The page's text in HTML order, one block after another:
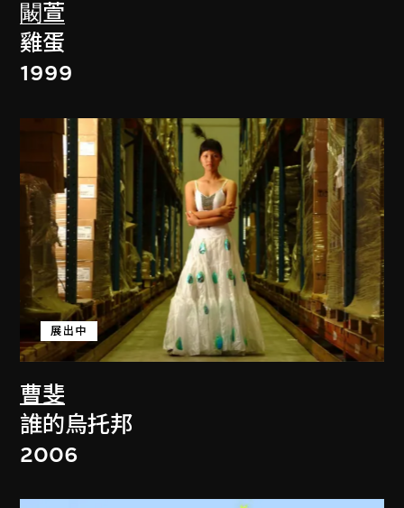
闞萱
雞蛋
1999
曹斐
展出中
誰的烏托邦
2006